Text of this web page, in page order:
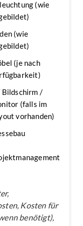
(wie
(wie
(je nach
Bildschirm /
(falls im
vorhanden)
Kosten für
benötigt),